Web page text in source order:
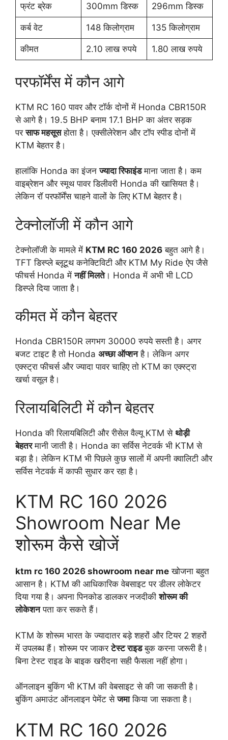
फ्रंट ब्रेक 300mm डिस्क 296mm डिस्क
कर्ब वेट 148 किलोग्राम 135 किलोग्राम
कीमत 2.10 लाख रुपये 1.80 लाख रुपये
परफॉर्मेंस में कौन आगे
KTM RC 160 पावर और टॉर्क दोनों में Honda CBR150R
से आगे है। 19.5 BHP बनाम 17.1 BHP का अंतर सड़क
परसाफ महसूसहोता है। एक्सीलेरेशन और टॉप स्पीड दोनों में
KTM बेहतर है।
हालांकि Honda का इंजनज्यादा रिफाइंडमाना जाता है। कम
वाइब्रेशन और स्मूथ पावर डिलीवरी Honda की खासियत है।
लेकिन रॉ परफॉर्मेंस चाहने वालों के लिए KTM बेहतर है।
टेक्नोलॉजी में कौन आगे
टेक्नोलॉजी के मामले में KTM RC 160 2026 बहुत आगे है।
TFT डिस्प्ले ब्लूटूथ कनेक्टिविटी और KTM My Ride ऐप जैसे
फीचर्स Honda मेंनहीं मिलते। Honda में अभी भी LCD
डिस्प्ले दिया जाता है।
कीमत में कौन बेहतर
Honda CBR150R लगभग 30000 रुपये सस्ती है। अगर
बजट टाइट है तो Honda अच्छा ऑप्शनहै। लेकिन अगर
एक्स्ट्रा फीचर्स और ज्यादा पावर चाहिए तो KTM का एक्स्ट्रा
खर्चा वसूल है।
रिलायबिलिटी में कौन बेहतर
Honda की रिलायबिलिटी और रीसेल वैल्यू KTM से थोड़ी
बेहतरमानी जाती है। Honda का सर्विस नेटवर्क भी KTM से
बड़ा है। लेकिन KTM भी पिछले कुछ सालों में अपनी क्वालिटी और
सर्विस नेटवर्क में काफी सुधार कर रहा है।
KTM RC 160 2026
Showroom Near Me
शोरूम कैसे खोजें
ktm rc 160 2026 showroom near me खोजना बहुत
आसान है। KTM की आधिकारिक वेबसाइट पर डीलर लोकेटर
दिया गया है। अपना पिनकोड डालकर नजदीकीशोरूम की
लोकेशनपता कर सकते हैं।
KTM के शोरूम भारत के ज्यादातर बड़े शहरों और टियर 2 शहरों
में उपलब्ध हैं। शोरूम पर जाकरटेस्ट राइडबुक करना जरूरी है।
बिना टेस्ट राइड के बाइक खरीदना सही फैसला नहीं होगा।
ऑनलाइन बुकिंग भी KTM की वेबसाइट से की जा सकती है।
बुकिंग अमाउंट ऑनलाइन पेमेंट सेजमाकिया जा सकता है।
KTM RC 160 2026